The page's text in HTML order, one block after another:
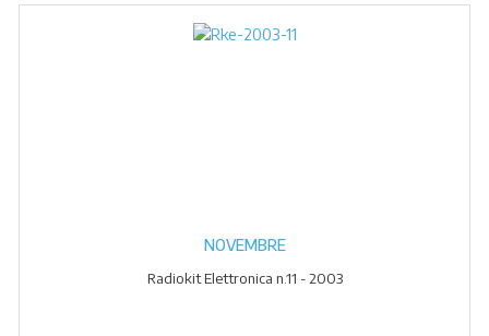
NOVEMBRE
Radiokit Elettronica n.11 - 2003